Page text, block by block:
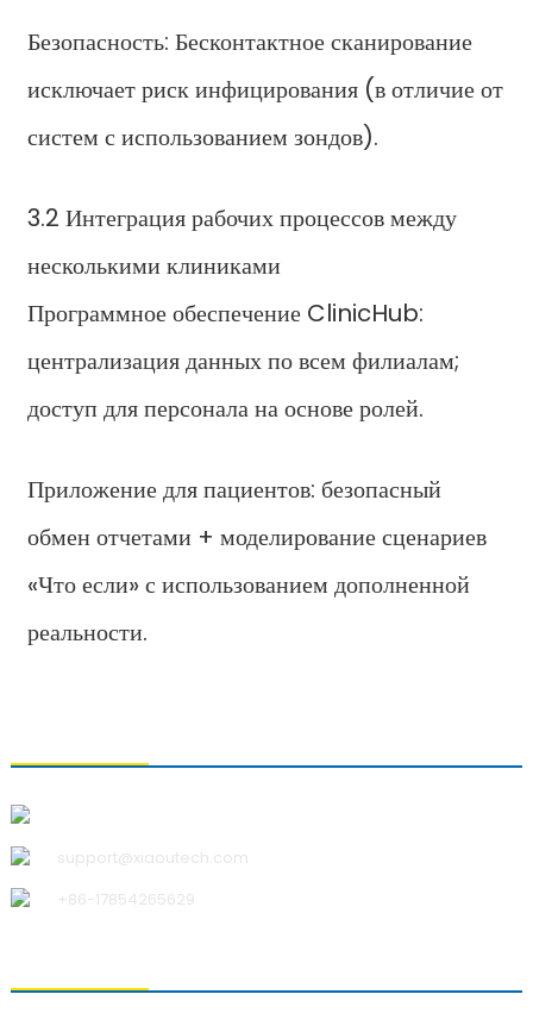
Безопасность: Бесконтактное сканирование
исключает риск инфицирования (в отличие от
систем с использованием зондов).
3.2 Интеграция рабочих процессов между
несколькими клиниками
Программное обеспечение ClinicHub:
централизация данных по всем филиалам;
доступ для персонала на основе ролей.
Приложение для пациентов: безопасный
обмен отчетами + моделирование сценариев
«Что если» с использованием дополненной
реальности.
support@xiaoutech.com
+86-17854265629